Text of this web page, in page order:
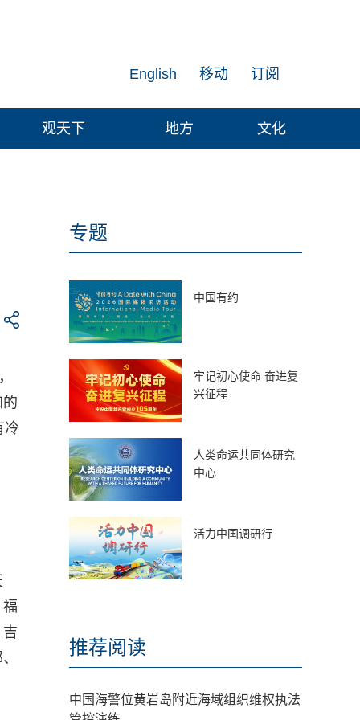
订阅
移动
English
观天下 地方 文化
冷
专题
中国有约
牢记初心使命 奋进复
兴征程
人类命运共同体研究
中心
活力中国调研行
推荐阅读
中国海警位黄岩岛附近海域组织维权执法